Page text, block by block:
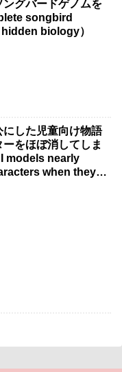
グバードゲノムを
songbird
biology）
した児童向け物語
をほぼ消してしま
models nearly
when they